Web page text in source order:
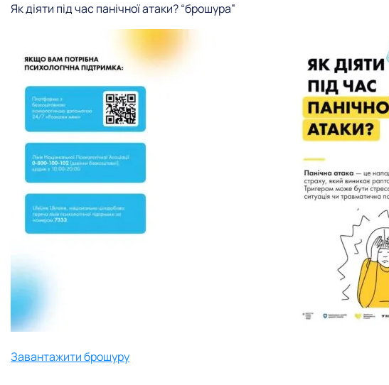
Як діяти під час панічної атаки? “брошура”
Завантажити брошуру